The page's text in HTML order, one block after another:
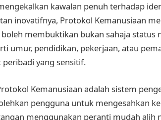
kawalan penuh terhadap
inovatifnya, Protokol Kemanusiaan
boleh membuktikan bukan sahaja status
umur, pendidikan, pekerjaan, atau
yang sensitif.
Kemanusiaan adalah sistem
pengguna untuk mengesahkan
menggunakan peranti mudah alih